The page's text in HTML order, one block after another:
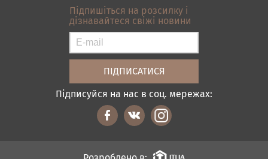
Контакти
Карта сайту
Умови покупки
Підпишіться на розсилку і
дізнавайтеся свіжі новини
Підписуйся на нас в соц. мережах: